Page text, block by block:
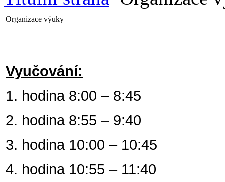
Organizace výuky
Vyučování:
1. hodina 8:00 – 8:45
2. hodina 8:55 – 9:40
3. hodina 10:00 – 10:45
4. hodina 10:55 – 11:40